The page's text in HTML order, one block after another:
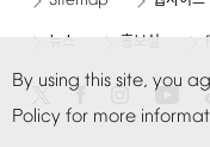
By using this site, you
Policy for more